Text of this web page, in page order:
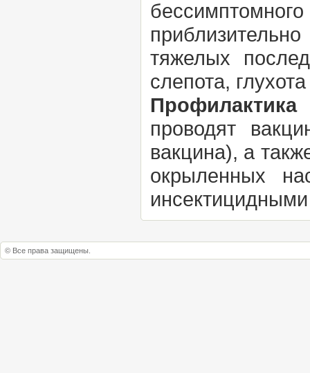
тяжелых
слепота,
проводят
вакцина), а
окрыленных
© Все права защищены.